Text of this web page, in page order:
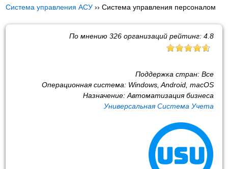
Система управления АСУ ››Система управления персоналом
По мнению 326организаций рейтинг: 4.8
Поддержка стран: Все
Операционная система: Windows, Android, macOS
Назначение: Автоматизация бизнеса
Универсальная Система Учета